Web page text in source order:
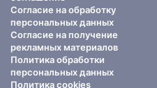
Согласие на обработку
персональных данных
Согласие на получение
рекламных материалов
Политика обработки
персональных данных
Политика cookies